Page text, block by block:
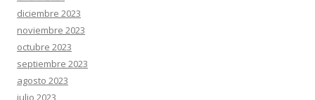
diciembre 2023
noviembre 2023
octubre 2023
septiembre 2023
agosto 2023
julio 2023